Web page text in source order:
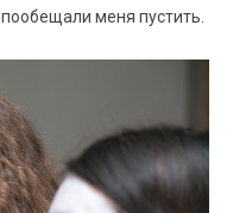
меня пустить.